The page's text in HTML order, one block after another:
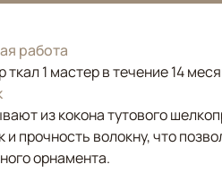
работа
ткал 1 мастер в течение 14
из кокона тутового
и прочность волокну, что
орнамента.